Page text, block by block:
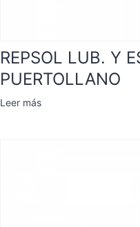
REPSOL LUB. Y
PUERTOLLANO
Leer más